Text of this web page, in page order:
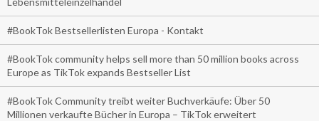
#BookTok Bestsellerlisten Europa - Kontakt
#BookTok community helps sell more than 50 million books across
Europe as TikTok expands Bestseller List
#BookTok Community treibt weiter Buchverkäufe: Über 50
Millionen verkaufte Bücher in Europa – TikTok erweitert